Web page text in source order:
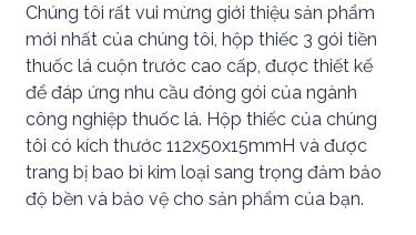
Chúng tôi rất vui mừng giới thiệu sản phẩm
mới nhất của chúng tôi, hộp thiếc 3 gói tiền
thuốc lá cuộn trước cao cấp, được thiết kế
để đáp ứng nhu cầu đóng gói của ngành
công nghiệp thuốc lá. Hộp thiếc của chúng
tôi có kích thước 112x50x15mmH và được
trang bị bao bì kim loại sang trọng đảm bảo
độ bền và bảo vệ cho sản phẩm của bạn.